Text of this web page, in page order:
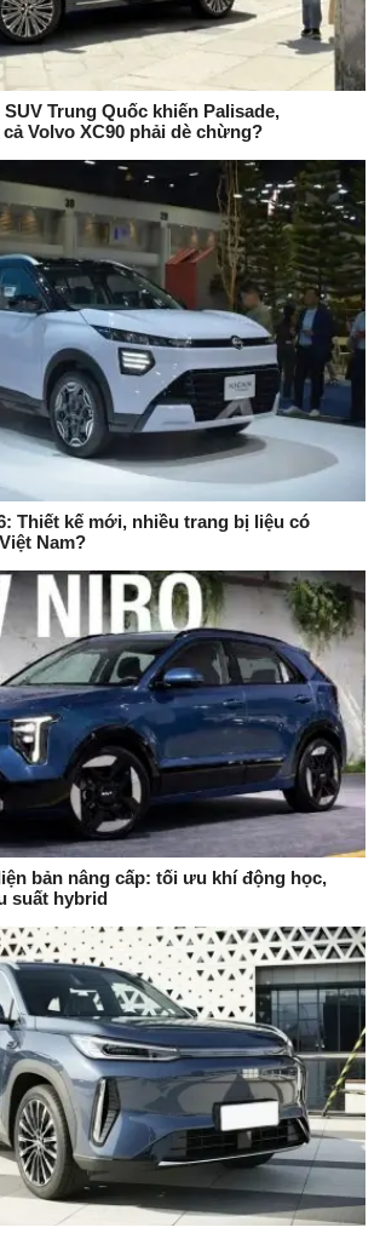
Trung Quốc khiến Palisade,
Volvo XC90 phải dè chừng?
Thiết kế mới, nhiều trang bị liệu có
Nam?
bản nâng cấp: tối ưu khí động học,
suất hybrid